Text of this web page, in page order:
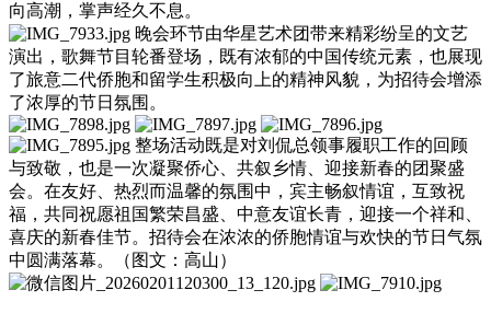
向高潮，掌声经久不息。
晚会环节由华星艺术团带来精彩纷呈的文艺
演出，歌舞节目轮番登场，既有浓郁的中国传统元素，也展现
了旅意二代侨胞和留学生积极向上的精神风貌，为招待会增添
了浓厚的节日氛围。
整场活动既是对刘侃总领事履职工作的回顾
与致敬，也是一次凝聚侨心、共叙乡情、迎接新春的团聚盛
会。在友好、热烈而温馨的氛围中，宾主畅叙情谊，互致祝
福，共同祝愿祖国繁荣昌盛、中意友谊长青，迎接一个祥和、
喜庆的新春佳节。招待会在浓浓的侨胞情谊与欢快的节日气氛
中圆满落幕。（图文：高山）